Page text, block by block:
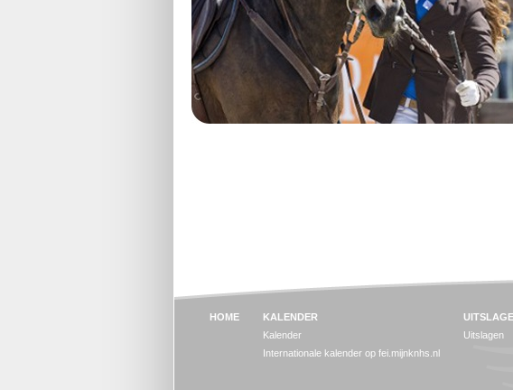
HOME
KALENDER
Kalender
Internationale kalender op fei.mijnknhs.nl
Uitslagen